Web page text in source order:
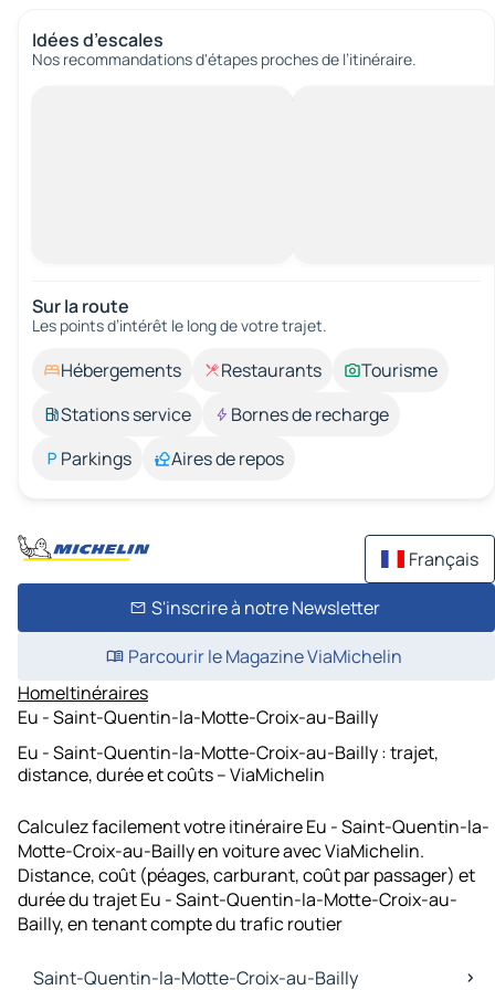
Idées d’escales
Nos recommandations d'étapes proches de l’itinéraire.
Sur la route
Les points d’intérêt le long de votre trajet.
Hébergements Restaurants
Tourisme
Stations service
Bornes de recharge
Parkings
Aires de repos
Français
S'inscrire à notre Newsletter
Parcourir le Magazine ViaMichelin
HomeItinéraires
Eu - Saint-Quentin-la-Motte-Croix-au-Bailly
Eu - Saint-Quentin-la-Motte-Croix-au-Bailly : trajet,
distance, durée et coûts – ViaMichelin
Calculez facilement votre itinéraire Eu - Saint-Quentin-la-
Motte-Croix-au-Bailly en voiture avec ViaMichelin.
Distance, coût (péages, carburant, coût par passager) et
durée du trajet Eu - Saint-Quentin-la-Motte-Croix-au-
Bailly, en tenant compte du trafic routier
Saint-Quentin-la-Motte-Croix-au-Bailly